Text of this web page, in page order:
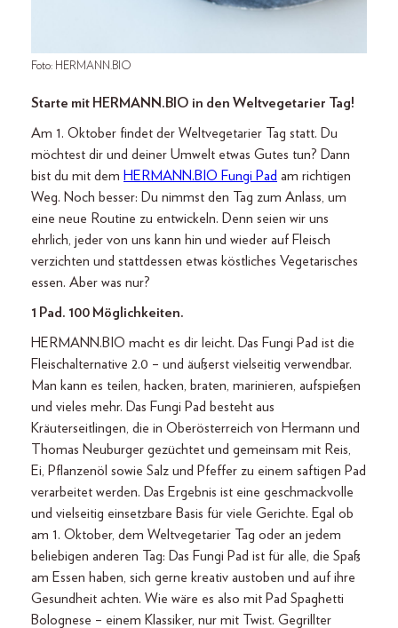
Foto: HERMANN.BIO
Starte mit HERMANN.BIO in den Weltvegetarier Tag!
Am 1. Oktober findet der Weltvegetarier Tag statt. Du
möchtest dir und deiner Umwelt etwas Gutes tun? Dann
bist du mit dem HERMANN.BIO Fungi Pad am richtigen
Weg. Noch besser: Du nimmst den Tag zum Anlass, um
eine neue Routine zu entwickeln. Denn seien wir uns
ehrlich, jeder von uns kann hin und wieder auf Fleisch
verzichten und stattdessen etwas köstliches Vegetarisches
essen. Aber was nur?
1 Pad. 100 Möglichkeiten.
HERMANN.BIO macht es dir leicht. Das Fungi Pad ist die
Fleischalternative 2.0 – und äußerst vielseitig verwendbar.
Man kann es teilen, hacken, braten, marinieren, aufspießen
und vieles mehr. Das Fungi Pad besteht aus
Kräuterseitlingen, die in Oberösterreich von Hermann und
Thomas Neuburger gezüchtet und gemeinsam mit Reis,
Ei, Pflanzenöl sowie Salz und Pfeffer zu einem saftigen Pad
verarbeitet werden. Das Ergebnis ist eine geschmackvolle
und vielseitig einsetzbare Basis für viele Gerichte. Egal ob
am 1. Oktober, dem Weltvegetarier Tag oder an jedem
beliebigen anderen Tag: Das Fungi Pad ist für alle, die Spaß
am Essen haben, sich gerne kreativ austoben und auf ihre
Gesundheit achten. Wie wäre es also mit Pad Spaghetti
Bolognese – einem Klassiker, nur mit Twist. Gegrillter